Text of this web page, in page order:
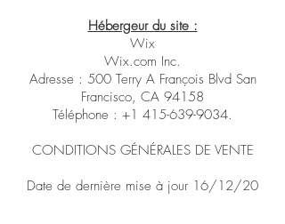
Hébergeur du site :
Wix
Wix.com Inc.
Adresse : 500 Terry A François Blvd San
Francisco, CA 94158
Téléphone : +1 415-639-9034.
CONDITIONS GÉNÉRALES DE VENTE
Date de dernière mise à jour 16/12/20